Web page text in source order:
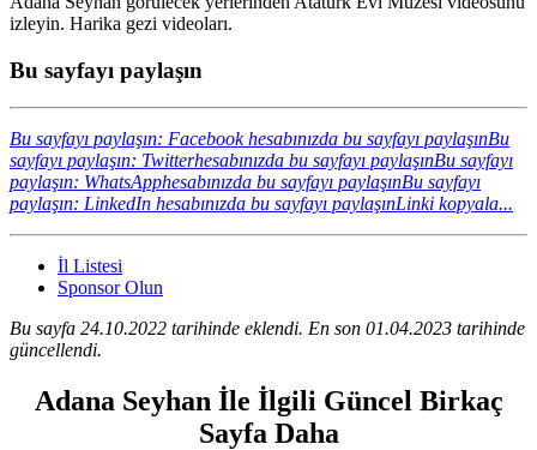
izleyin. Harika gezi videoları.
Bu sayfayı paylaşın
Bu sayfayı paylaşın: Facebook hesabınızda bu sayfayı paylaşınBu
sayfayı paylaşın: Twitterhesabınızda bu sayfayı paylaşınBu sayfayı
paylaşın: WhatsApphesabınızda bu sayfayı paylaşınBu sayfayı
paylaşın: LinkedIn hesabınızda bu sayfayı paylaşınLinki kopyala...
İl Listesi
Sponsor Olun
Bu sayfa 24.10.2022 tarihinde eklendi. En son 01.04.2023 tarihinde
güncellendi.
Adana Seyhan İle İlgili Güncel Birkaç
Sayfa Daha